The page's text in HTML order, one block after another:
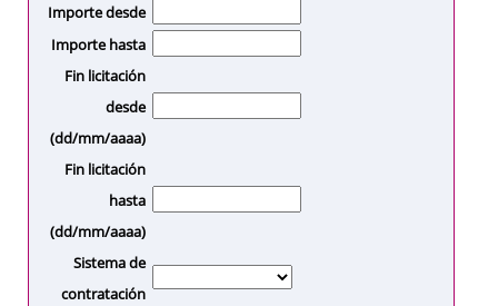
Importe desde
Importe hasta
Fin licitación
desde
(dd/mm/aaaa)
Fin licitación
hasta
(dd/mm/aaaa)
Sistema de
contratación